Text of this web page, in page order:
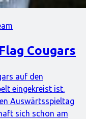
Cougars
auf den
eingekreist ist.
Auswärtsspieltag
sich schon am